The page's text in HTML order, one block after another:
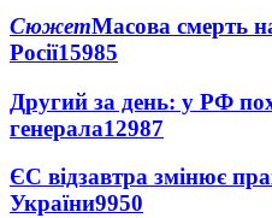
СюжетМасова смерть
Росії15985
Другий за день: у РФ
генерала12987
ЄС відзавтра змінює
України9950